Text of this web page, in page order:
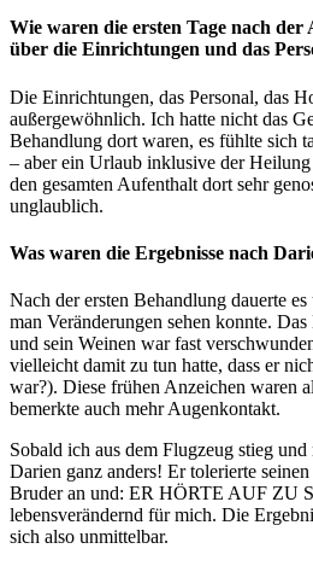
Wie waren die ersten Tage nach der
über die Einrichtungen und das
Die Einrichtungen, das Personal, das
außergewöhnlich. Ich hatte nicht das
Behandlung dort waren, es fühlte sich
– aber ein Urlaub inklusive der Heilung
den gesamten Aufenthalt dort sehr
unglaublich.
Was waren die Ergebnisse nach
Nach der ersten Behandlung dauerte
man Veränderungen sehen konnte.
und sein Weinen war fast
vielleicht damit zu tun hatte, dass er
war?). Diese frühen Anzeichen waren
bemerkte auch mehr Augenkontakt.
Sobald ich aus dem Flugzeug stieg
Darien ganz anders! Er tolerierte
Bruder an und: ER HÖRTE AUF ZU
lebensverändernd für mich. Die
sich also unmittelbar.